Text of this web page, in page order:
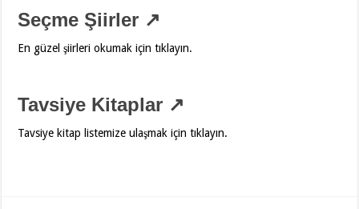
Seçme Şiirler ↗
En güzel şiirleri okumak için tıklayın.
Tavsiye Kitaplar ↗
Tavsiye kitap listemize ulaşmak için tıklayın.